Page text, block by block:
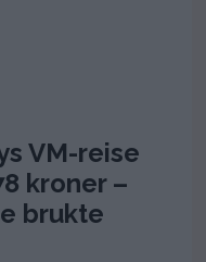
VM-reise
kroner –
brukte